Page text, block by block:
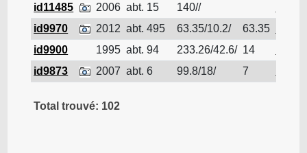
id11485
2006 abt. 15 140//
id9970
2012 abt. 495 63.35/10.2/ 63.35
id9900
1995 abt. 94 233.26/42.6/ 14
id9873
2007 abt. 6 99.8/18/ 7
Total trouvé: 102